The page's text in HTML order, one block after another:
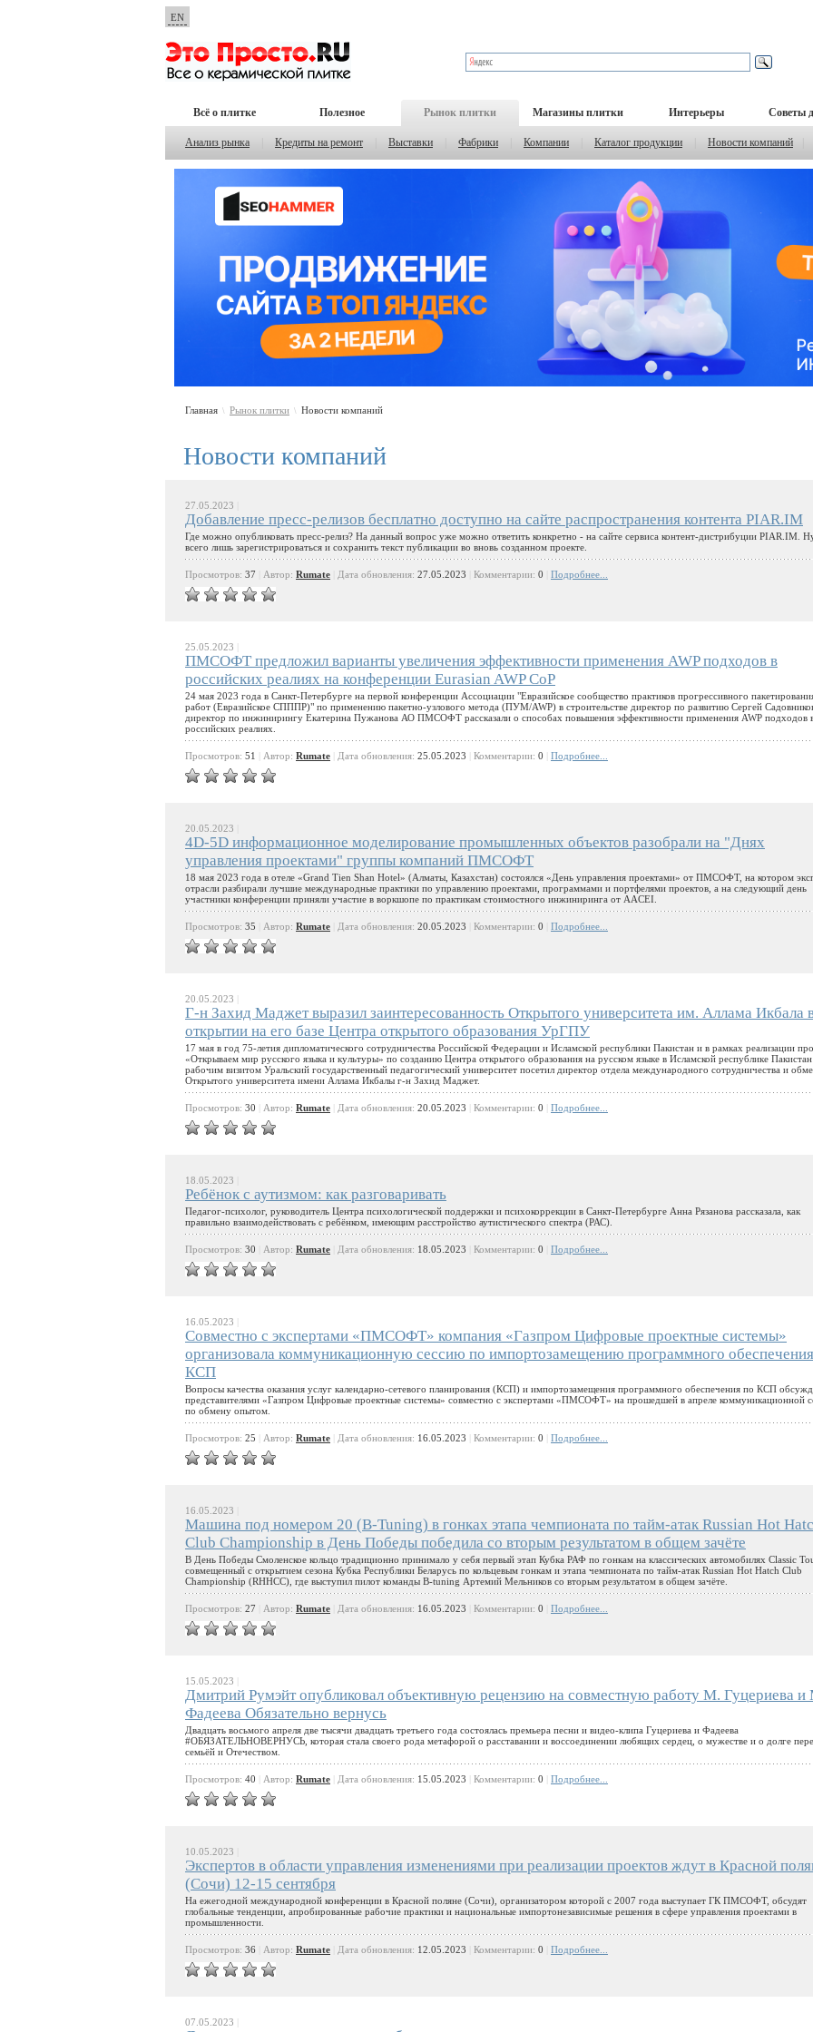
EN
Всё о плитке Полезное Рынок плитки Магазины плитки Интерьеры Советы
Анализ рынка Кредиты на ремонт Выставки Фабрики Компании Каталог продукции Новости компаний
Главная \ Рынок плитки \ Новости компаний
Новости компаний
27.05.2023
Добавление пресс-релизов бесплатно доступно на сайте распространения контента PIAR.IM
Где можно опубликовать пресс-релиз? На данный вопрос уже можно ответить конкретно - на сайте сервиса контент-дистрибуции PIAR.IM.
всего лишь зарегистрироваться и сохранить текст публикации во вновь созданном проекте.
Просмотров: 37 Автор: Rumate Дата обновления: 27.05.2023 Комментарии: 0 Подробнее...
25.05.2023
ПМСОФТ предложил варианты увеличения эффективности применения AWP подходов в
российских реалиях на конференции Eurasian AWP CoP
24 мая 2023 года в Санкт-Петербурге на первой конференции Ассоциации "Евразийское сообщество практиков прогрессивного
работ (Евразийское СПППР)" по применению пакетно-узлового метода (ПУМ/AWP) в строительстве директор по развитию Сергей
директор по инжинирингу Екатерина Пужанова АО ПМСОФТ рассказали о способах повышения эффективности применения AWP подходов
российских реалиях.
Просмотров: 51 Автор: Rumate Дата обновления: 25.05.2023 Комментарии: 0 Подробнее...
20.05.2023
4D-5D информационное моделирование промышленных объектов разобрали на "Днях
управления проектами" группы компаний ПМСОФТ
18 мая 2023 года в отеле «Grand Tien Shan Hotel» (Алматы, Казахстан) состоялся «День управления проектами» от ПМСОФТ, на котором
отрасли разбирали лучшие международные практики по управлению проектами, программами и портфелями проектов, а на следующий день
участники конференции приняли участие в воркшопе по практикам стоимостного инжиниринга от AACEI.
Просмотров: 35 Автор: Rumate Дата обновления: 20.05.2023 Комментарии: 0 Подробнее...
20.05.2023
Г-н Захид Маджет выразил заинтересованность Открытого университета им. Аллама Икбала
открытии на его базе Центра открытого образования УрГПУ
17 мая в год 75-летия дипломатического сотрудничества Российской Федерации и Исламской республики Пакистан и в рамках реализации
«Открываем мир русского языка и культуры» по созданию Центра открытого образования на русском языке в Исламской республике
рабочим визитом Уральский государственный педагогический университет посетил директор отдела международного сотрудничества и
Открытого университета имени Аллама Икбалы г-н Захид Маджет.
Просмотров: 30 Автор: Rumate Дата обновления: 20.05.2023 Комментарии: 0 Подробнее...
18.05.2023
Ребёнок с аутизмом: как разговаривать
Педагог-психолог, руководитель Центра психологической поддержки и психокоррекции в Санкт-Петербурге Анна Рязанова рассказала, как
правильно взаимодействовать с ребёнком, имеющим расстройство аутистического спектра (РАС).
Просмотров: 30 Автор: Rumate Дата обновления: 18.05.2023 Комментарии: 0 Подробнее...
16.05.2023
Совместно с экспертами «ПМСОФТ» компания «Газпром Цифровые проектные системы»
организовала коммуникационную сессию по импортозамещению программного
КСП
Вопросы качества оказания услуг календарно-сетевого планирования (КСП) и импортозамещения программного обеспечения по КСП
представителями «Газпром Цифровые проектные системы» совместно с экспертами «ПМСОФТ» на прошедшей в апреле коммуникационной
по обмену опытом.
Просмотров: 25 Автор: Rumate Дата обновления: 16.05.2023 Комментарии: 0 Подробнее...
16.05.2023
Машина под номером 20 (B-Tuning) в гонках этапа чемпионата по тайм-атак Russian Hot
Club Championship в День Победы победила со вторым результатом в общем зачёте
В День Победы Смоленское кольцо традиционно принимало у себя первый этап Кубка РАФ по гонкам на классических автомобилях Classic
совмещенный с открытием сезона Кубка Республики Беларусь по кольцевым гонкам и этапа чемпионата по тайм-атак Russian Hot Hatch Club
Championship (RHHCC), где выступил пилот команды B-tuning Артемий Мельников со вторым результатом в общем зачёте.
Просмотров: 27 Автор: Rumate Дата обновления: 16.05.2023 Комментарии: 0 Подробнее...
15.05.2023
Дмитрий Румэйт опубликовал объективную рецензию на совместную работу М. Гуцериева и
Фадеева Обязательно вернусь
Двадцать восьмого апреля две тысячи двадцать третьего года состоялась премьера песни и видео-клипа Гуцериева и Фадеева
#ОБЯЗАТЕЛЬНОВЕРНУСЬ, которая стала своего рода метафорой о расставании и воссоединении любящих сердец, о мужестве и о долге
семьёй и Отечеством.
Просмотров: 40 Автор: Rumate Дата обновления: 15.05.2023 Комментарии: 0 Подробнее...
10.05.2023
Экспертов в области управления изменениями при реализации проектов ждут в Красной
(Сочи) 12-15 сентября
На ежегодной международной конференции в Красной поляне (Сочи), организатором которой с 2007 года выступает ГК ПМСОФТ, обсудят
глобальные тенденции, апробированные рабочие практики и национальные импортонезависимые решения в сфере управления проектами в
промышленности.
Просмотров: 36 Автор: Rumate Дата обновления: 12.05.2023 Комментарии: 0 Подробнее...
07.05.2023